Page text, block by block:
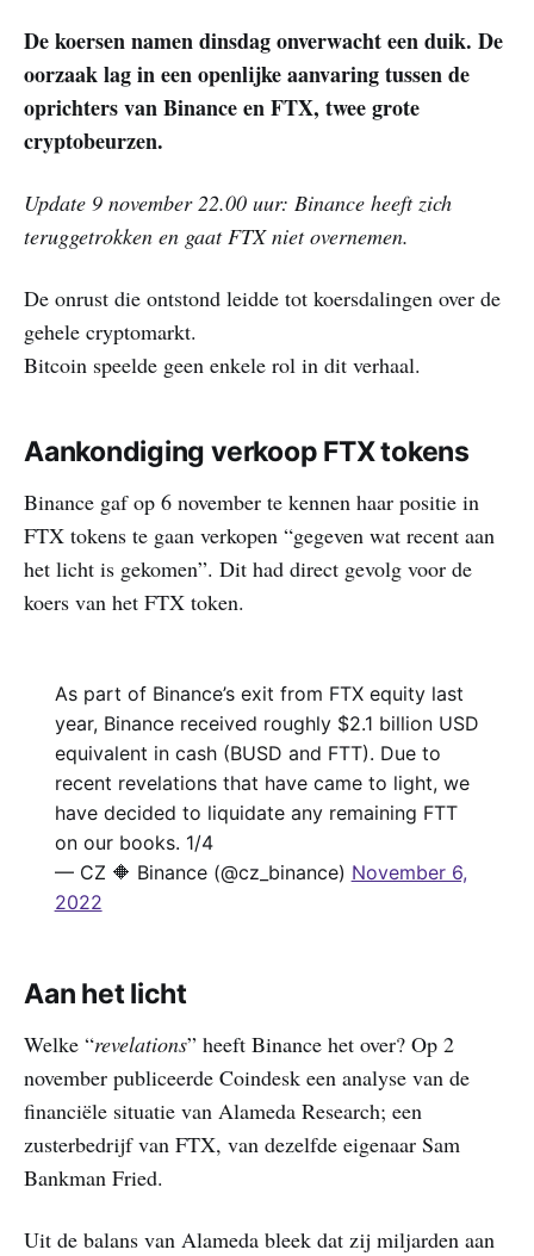
De koersen namen dinsdag onverwacht een duik. De
oorzaak lag in een openlijke aanvaring tussen de
oprichters van Binance en FTX, twee grote
cryptobeurzen.
Update 9 november 22.00 uur: Binance heeft zich
teruggetrokken en gaat FTX niet overnemen.
De onrust die ontstond leidde tot koersdalingen over de
gehele cryptomarkt.
Bitcoin speelde geen enkele rol in dit verhaal.
Aankondiging verkoop FTX tokens
Binance gaf op 6 november te kennen haar positie in
FTX tokens te gaan verkopen “gegeven wat recent aan
het licht is gekomen”. Dit had direct gevolg voor de
koers van het FTX token.
As part of Binance’s exit from FTX equity last
year, Binance received roughly $2.1 billion USD
equivalent in cash (BUSD and FTT). Due to
recent revelations that have came to light, we
have decided to liquidate any remaining FTT
on our books. 1/4
— CZ 🔶 Binance (@cz_binance) November 6,
2022
Aan het licht
Welke “revelations” heeft Binance het over? Op 2
november publiceerde Coindesk een analyse van de
financiële situatie van Alameda Research; een
zusterbedrijf van FTX, van dezelfde eigenaar Sam
Bankman Fried.
Uit de balans van Alameda bleek dat zij miljarden aan